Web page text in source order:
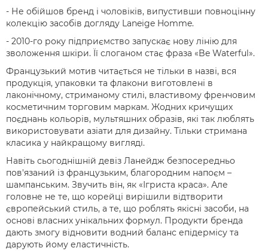
- Не обійшов бренд і чоловіків, випустивши повноцінну
колекцію засобів догляду Laneige Homme.
- 2010-го року підприємство запускає нову лінію для
зволоження шкіри. Її слоганом стає фраза «Be Waterful».
Французький мотив читається не тільки в назві, вся
продукція, упаковки та флакони виготовлені в
лаконічному, стриманому стилі, властивому френчовим
косметичним торговим маркам. Жодних кричущих
поєднань кольорів, мультяшних образів, які так люблять
використовувати азіати для дизайну. Тільки стримана
класика у найкращому вигляді.
Навіть сьогоднішній девіз Ланейдж безпосередньо
пов'язаний із французьким, благородним напоєм –
шампанським. Звучить він, як «Ігриста краса». Але
головне не те, що корейці вирішили відтворити
європейський стиль, а те, що роблять якісні засоби, на
основі власних унікальних формул. Продукти бренда
дають змогу відновити водний баланс епідермісу та
дарують йому еластичність.